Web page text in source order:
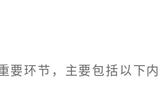
环节，主要包括以下内